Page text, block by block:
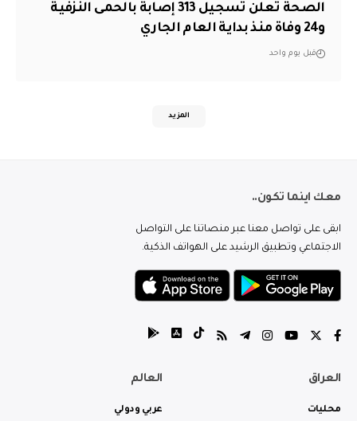
الصحة تعلن تسجيل 313 إصابة بالحمى النزفية
و24 وفاة منذ بداية العام الجاري
قبل يوم واحد
المزيد
معك اينما تكون..
ابقى على تواصل معنا عبر منصاتنا على التواصل
الاجتماعي وتطبيق الرشيد على الهواتف الذكية.
العراق
محليات
العالم
عربي ودولي